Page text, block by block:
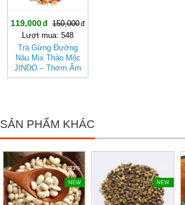
119,000
150,000
Lượt mua: 548
Trà Gừng Đường
Nâu Mix Thảo Mộc
JINDO – Thơm Ấm
Tự Nhiên, Dễ Uống
SẢN PHẨM KHÁC
-23%
NEW NEW